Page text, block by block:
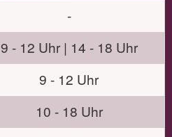
-
9 - 12 Uhr | 14 - 18 Uhr
9 - 12 Uhr
10 - 18 Uhr